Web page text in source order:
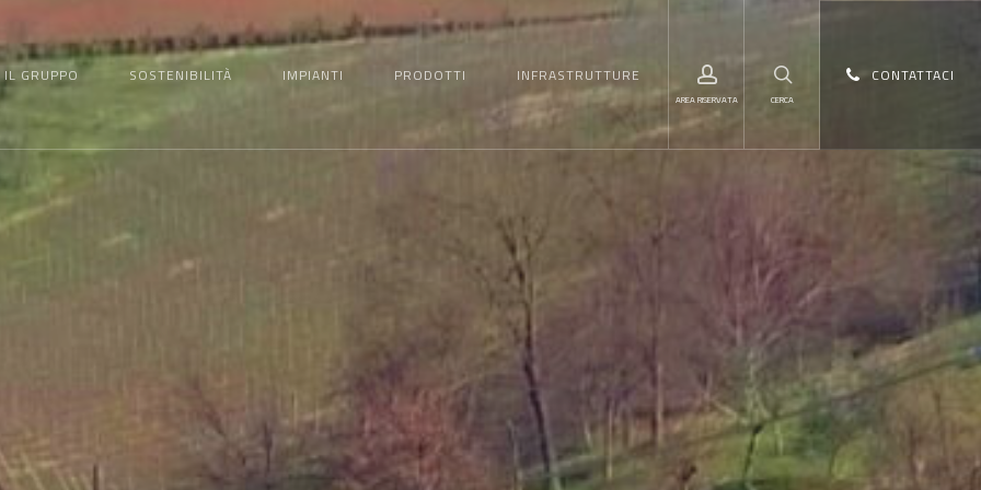
IL GRUPPO SOSTENIBILITÀ IMPIANTI PRODOTTI INFRASTRUTTURE CONTATTACI
search
account